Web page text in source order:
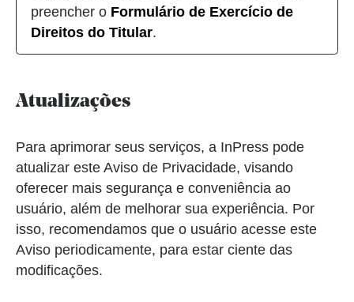
preencher o Formulário de Exercício de
Direitos do Titular.
Atualizações
Para aprimorar seus serviços, a InPress pode
atualizar este Aviso de Privacidade, visando
oferecer mais segurança e conveniência ao
usuário, além de melhorar sua experiência. Por
isso, recomendamos que o usuário acesse este
Aviso periodicamente, para estar ciente das
modificações.